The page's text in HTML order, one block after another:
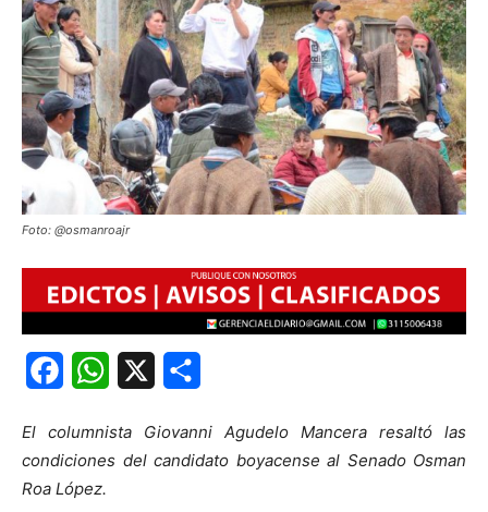
Foto: @osmanroajr
FacebookWhatsApp
El columnista Giovanni Agudelo Mancera resaltó las
condiciones del candidato boyacense al Senado Osman
Roa López.